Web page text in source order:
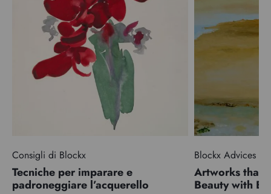
Consigli di Blockx
Tecniche per imparare e
padroneggiare l’acquerello
Blockx Advices
Artworks that
Beauty with